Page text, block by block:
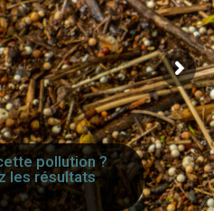
pollution ?
les résultats